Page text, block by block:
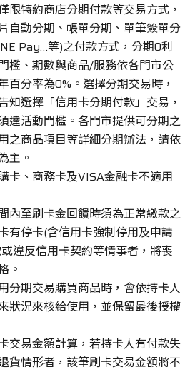
限特約商店分期付款等交易方式，
自動分期、帳單分期、單筆簽單分
Pay…等)之付款方式，分期0利
檻、期數與商品/服務依各門市公
百分率為0%。選擇分期交易時，
知選擇「信用卡分期付款」交易，
達活動門檻。各門市提供可分期之
之商品項目等詳細分期辦法，請依
主。
卡、商務卡及VISA金融卡不適用
內至刷卡金回饋時須為正常繳款之
有停卡(含信用卡強制停用及申請
違反信用卡契約等情事者，將喪
。
分期交易購買商品時，會依持卡人
狀況來核給使用，並保留最後授權
交易金額計算，若持卡人有付款失
貨情形者，該筆刷卡交易金額將不